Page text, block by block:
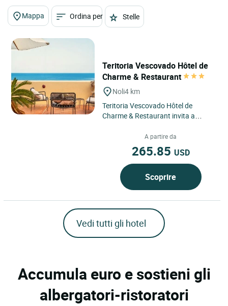
Mappa Ordina per Stelle
Teritoria Vescovado Hôtel de
Charme & Restaurant
Noli4 km
Teritoria Vescovado Hôtel de
Charme & Restaurant invita a
ligure italiana, dove il...
A partire da
265.85 USD
Scoprire
Vedi tutti gli hotel
Accumula euro e sostieni gli
albergatori-ristoratori